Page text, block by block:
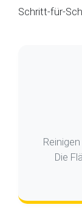
Schritt-für-
Die